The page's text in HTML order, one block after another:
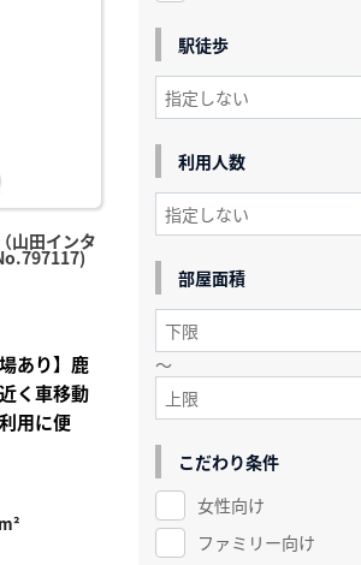
山田インタ
あり】鹿
く車移動
用に便
駅徒歩
利用人数
部屋面積
～
こだわり条件
女性向け
ファミリー向け